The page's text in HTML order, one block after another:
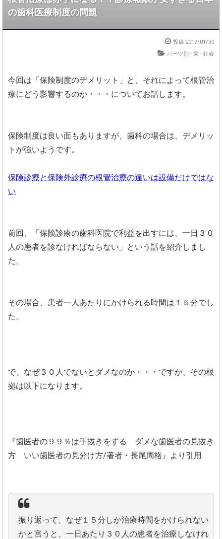
の歯科医療制度の問題
投稿 2017/01/30
パーツ別 - 歯 - 社会
今回は「保険制度のデメリット」と、それによって根管治
療にどう影響するのか・・・についてお話します。
保険制度は良い面もありますが、歯科の場合は、デメリッ
トが強いようです。
保険診療と保険外診療の根管治療の違いは設備だけではな
い
前回、「保険診療の歯科医院で利益を出すには、一日３０
人の患者を診なければならない」という話を紹介しまし
た。
その場合、患者一人あたりにかけられる時間は１５分でし
た。
で、なぜ３０人でないとダメなのか・・・ですが、その根
拠は以下になります。
『歯医者の９９％は手抜きをする ダメな歯医者の見抜き
方 いい歯医者の見分け方/著者・長尾周格』より引用
振り返って、なぜ１５分しか治療時間をかけられない
かと言うと、一日あたり３０人の患者を治療しなけれ